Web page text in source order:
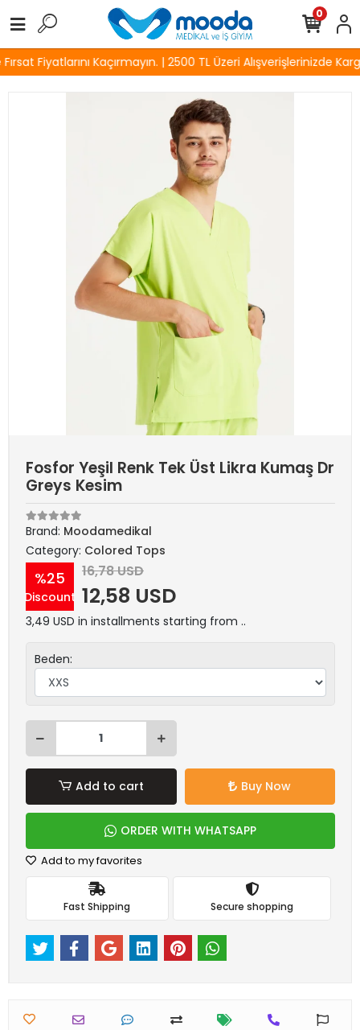
Fiyatlarını Kaçırmayın. | 2500 TL Üzeri Alışverişlerinizde
0
Fosfor Yeşil Renk Tek Üst Likra Kumaş Dr
Greys Kesim
Brand: Moodamedikal
Category: Colored Tops
%25
Discount
16,78 USD
12,58 USD
3,49 USD in installments starting from ..
Beden:
Add to cart Buy Now
ORDER WITH WHATSAPP
Add to my favorites
Fast Shipping Secure shopping